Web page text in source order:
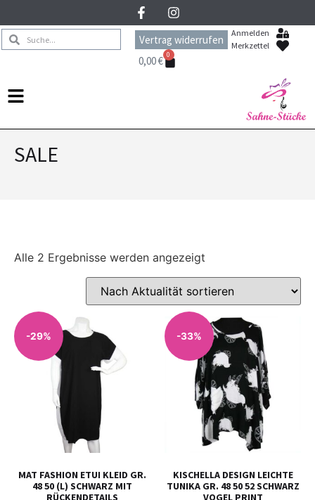
Vertrag widerrufen
Anmelden
Merkzettel
0,00€ 0
SALE
Alle 2 Ergebnisse werden angezeigt
-29%
MAT FASHION ETUI KLEID GR.
48 50 (L) SCHWARZ MIT
RÜCKENDETAILS
-33%
KISCHELLA DESIGN LEICHTE
TUNIKA GR. 48 50 52 SCHWARZ
VOGEL PRINT